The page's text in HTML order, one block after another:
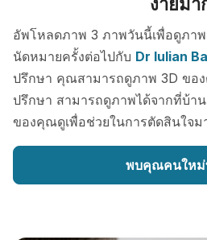
ง่ายมา
อัพโหลดภาพ 3 ภาพวันนี้เพื่อดูภาพ
นัดหมายครั้งต่อไปกับ Dr Iulian
ปรึกษา คุณสามารถดูภาพ 3D ของ
ปรึกษา สามารถดูภาพได้จากที่บ้า
ของคุณดูเพื่อช่วยในการตัดสินใจ
พบคุณคนให